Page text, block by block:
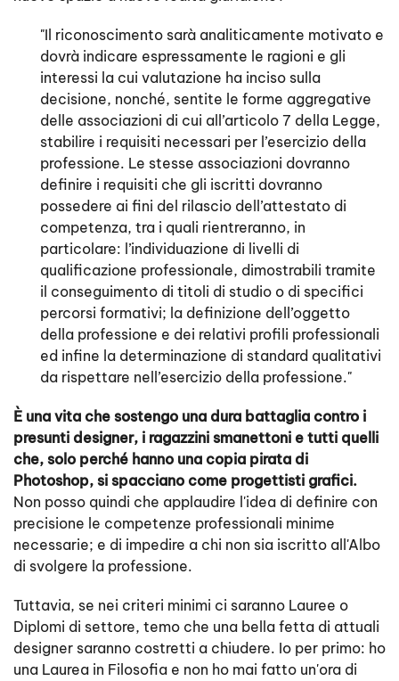
"Il riconoscimento sarà analiticamente motivato e
dovrà indicare espressamente le ragioni e gli
interessi la cui valutazione ha inciso sulla
decisione, nonché, sentite le forme aggregative
delle associazioni di cui all’articolo 7 della Legge,
stabilire i requisiti necessari per l’esercizio della
professione. Le stesse associazioni dovranno
definire i requisiti che gli iscritti dovranno
possedere ai fini del rilascio dell’attestato di
competenza, tra i quali rientreranno, in
particolare: l’individuazione di livelli di
qualificazione professionale, dimostrabili tramite
il conseguimento di titoli di studio o di specifici
percorsi formativi; la definizione dell’oggetto
della professione e dei relativi profili professionali
ed infine la determinazione di standard qualitativi
da rispettare nell’esercizio della professione."
È una vita che sostengo una dura battaglia contro i
presunti designer, i ragazzini smanettoni e tutti quelli
che, solo perché hanno una copia pirata di
Photoshop, si spacciano come progettisti grafici.
Non posso quindi che applaudire l'idea di definire con
precisione le competenze professionali minime
necessarie; e di impedire a chi non sia iscritto all'Albo
di svolgere la professione.
Tuttavia, se nei criteri minimi ci saranno Lauree o
Diplomi di settore, temo che una bella fetta di attuali
designer saranno costretti a chiudere. Io per primo: ho
una Laurea in Filosofia e non ho mai fatto un'ora di